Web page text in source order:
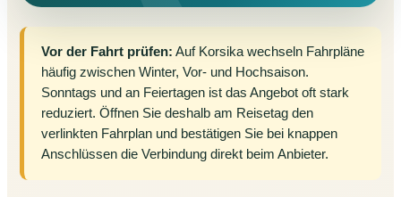
Vor der Fahrt prüfen: Auf Korsika wechseln Fahrpläne
häufig zwischen Winter, Vor- und Hochsaison.
Sonntags und an Feiertagen ist das Angebot oft stark
reduziert. Öffnen Sie deshalb am Reisetag den
verlinkten Fahrplan und bestätigen Sie bei knappen
Anschlüssen die Verbindung direkt beim Anbieter.